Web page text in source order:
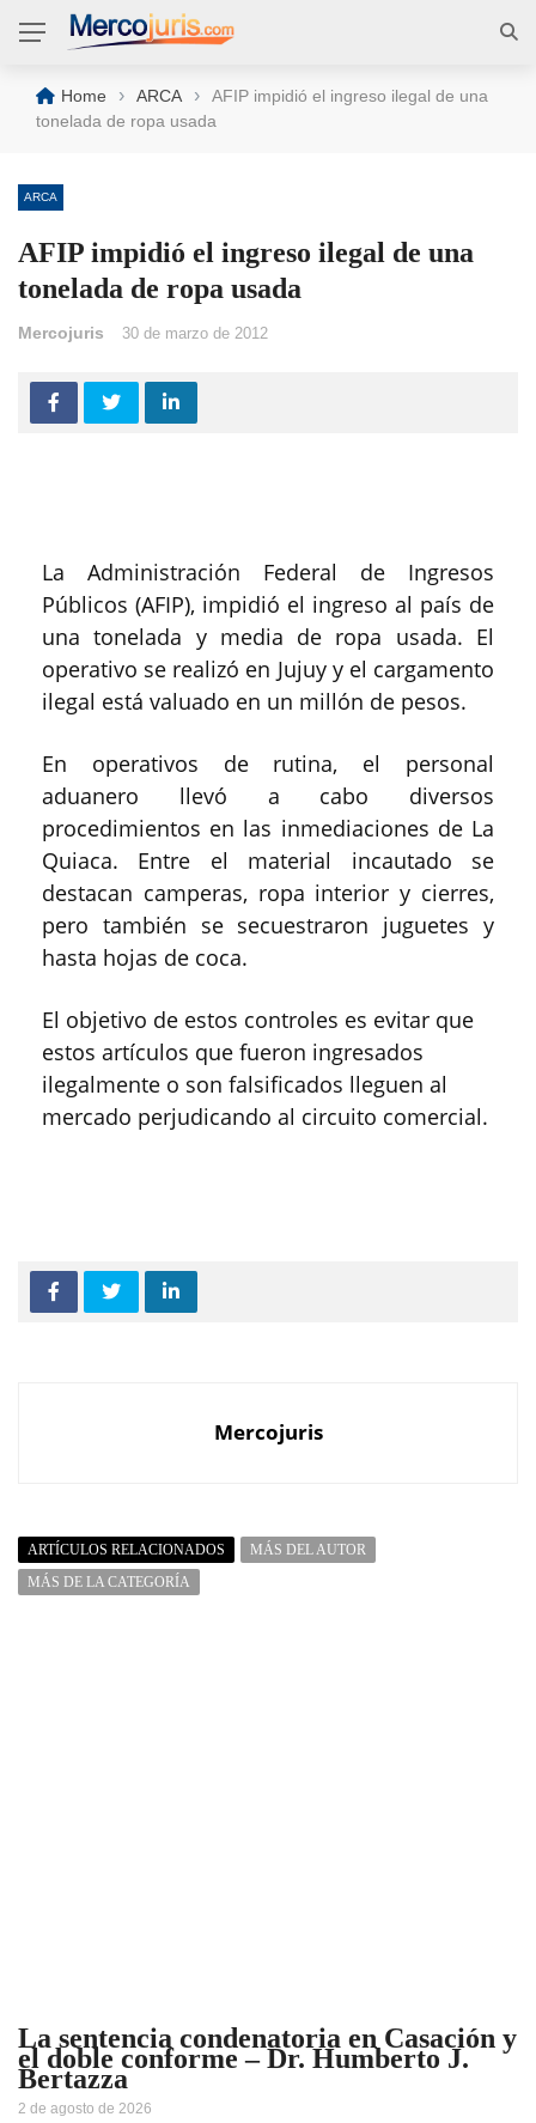
Home › ARCA ›
AFIP impidió el ingreso ilegal de una
tonelada de ropa usada
ARCA
AFIP impidió el ingreso ilegal de una
tonelada de ropa usada
Mercojuris 30 de marzo de 2012
La Administración Federal de Ingresos
Públicos (AFIP), impidió el ingreso al país de
una tonelada y media de ropa usada. El
operativo se realizó en Jujuy y el cargamento
ilegal está valuado en un millón de pesos.
En operativos de rutina, el personal
aduanero llevó a cabo diversos
procedimientos en las inmediaciones de La
Quiaca. Entre el material incautado se
destacan camperas, ropa interior y cierres,
pero también se secuestraron juguetes y
hasta hojas de coca.
El objetivo de estos controles es evitar que
estos artículos que fueron ingresados
ilegalmente o son falsificados lleguen al
mercado perjudicando al circuito comercial.
Mercojuris
ARTÍCULOS RELACIONADOS
MÁS DEL AUTOR
MÁS DE LA CATEGORÍA
La sentencia condenatoria en Casación y
el doble conforme – Dr. Humberto J.
Bertazza
2 de agosto de 2026